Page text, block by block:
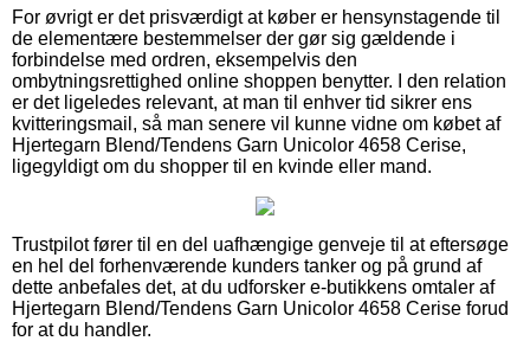
For øvrigt er det prisværdigt at køber er hensynstagende til
de elementære bestemmelser der gør sig gældende i
forbindelse med ordren, eksempelvis den
ombytningsrettighed online shoppen benytter. I den relation
er det ligeledes relevant, at man til enhver tid sikrer ens
kvitteringsmail, så man senere vil kunne vidne om købet af
Hjertegarn Blend/Tendens Garn Unicolor 4658 Cerise,
ligegyldigt om du shopper til en kvinde eller mand.
Trustpilot fører til en del uafhængige genveje til at eftersøge
en hel del forhenværende kunders tanker og på grund af
dette anbefales det, at du udforsker e-butikkens omtaler af
Hjertegarn Blend/Tendens Garn Unicolor 4658 Cerise forud
for at du handler.